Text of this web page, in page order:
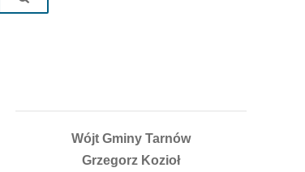
Wójt Gminy Tarnów
Grzegorz Kozioł